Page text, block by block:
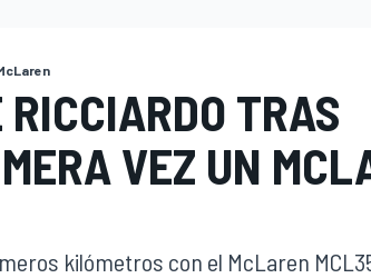
TRAS
VEZ UN
kilómetros con el McLaren